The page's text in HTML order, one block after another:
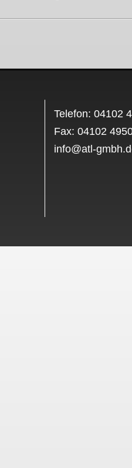
Telefon: 04102
Fax: 04102
info@atl-